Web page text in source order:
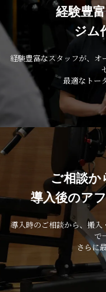
経験豊
ジム
経験豊富なスタッフが、オ
最適なトー
ご相談か
導入後のア
導入時のご相談から、搬入
で
さらに